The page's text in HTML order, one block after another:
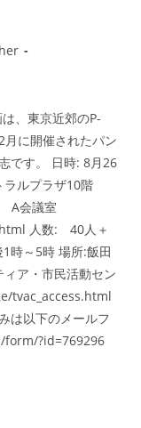
、東京近郊のP-
に開催されたパン
です。 日時: 8月26
ルプラザ10階
A会議室
人数: 40人＋
～5時 場所:飯田
ア・市民活動セン
tvac_access.html
以下のメールフ
form/?id=769296